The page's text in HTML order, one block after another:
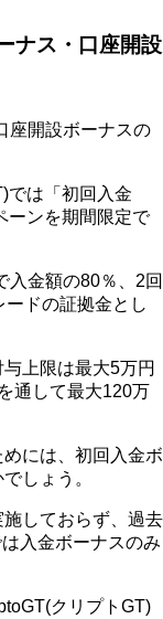
ナス・口座開設
座開設ボーナスの
では「初回入金
ーンを期間限定で
入金額の80％、2回
ドの証拠金とし
上限は最大5万円
通して最大120万
には、初回入金ボ
しょう。
しておらず、過去
入金ボーナスのみ
クリプトGT)